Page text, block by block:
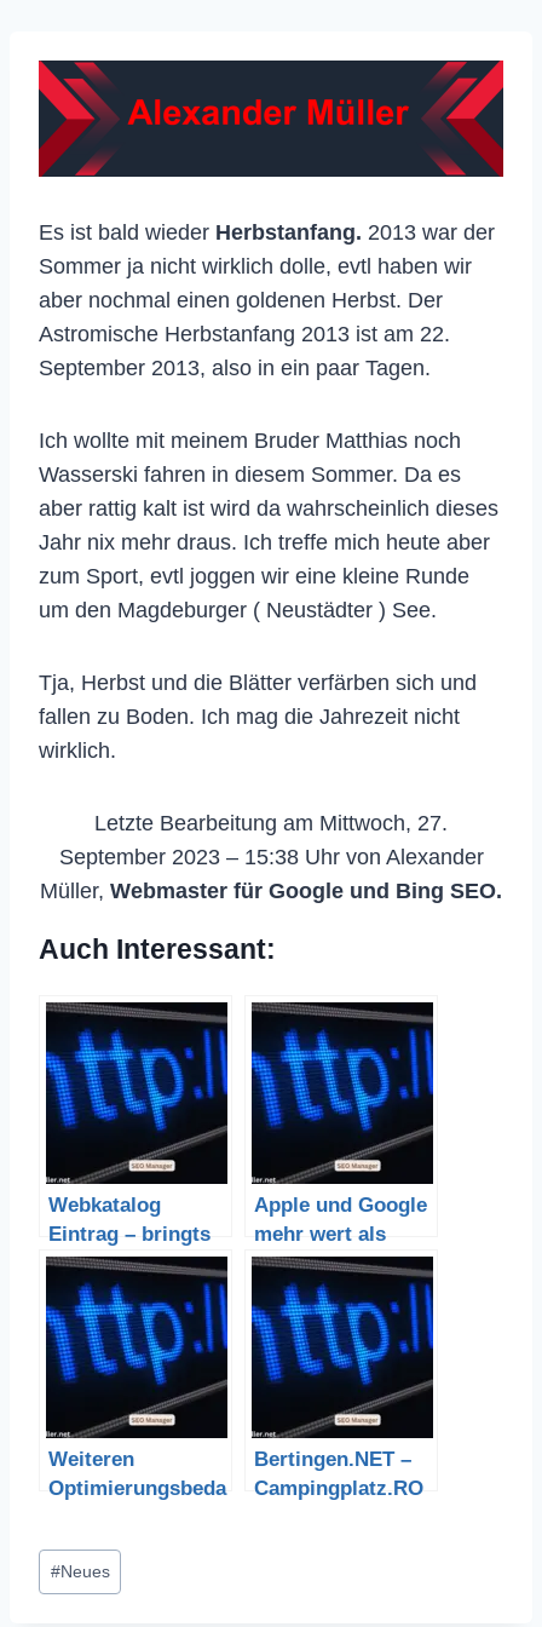
Es ist bald wieder Herbstanfang. 2013 war der
Sommer ja nicht wirklich dolle, evtl haben wir
aber nochmal einen goldenen Herbst. Der
Astromische Herbstanfang 2013 ist am 22.
September 2013, also in ein paar Tagen.
Ich wollte mit meinem Bruder Matthias noch
Wasserski fahren in diesem Sommer. Da es
aber rattig kalt ist wird da wahrscheinlich dieses
Jahr nix mehr draus. Ich treffe mich heute aber
zum Sport, evtl joggen wir eine kleine Runde
um den Magdeburger ( Neustädter ) See.
Tja, Herbst und die Blätter verfärben sich und
fallen zu Boden. Ich mag die Jahrezeit nicht
wirklich.
Letzte Bearbeitung am Mittwoch, 27.
September 2023 – 15:38 Uhr von Alexander
Müller, Webmaster für Google und Bing SEO.
Auch Interessant:
Webkatalog
Eintrag – bringts
noch was?
Apple und Google
mehr wert als
Coca Cola
Weiteren
Optimierungsbeda
Bertingen.NET –
Campingplatz.RO
Schlagworte:
#Neues